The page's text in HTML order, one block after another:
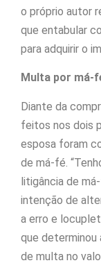
o próprio autor
que entabular
para adquirir o
Multa por má-
Diante da
feitos nos dois
esposa foram
de má-fé.
litigância de
intenção de
a erro e
que determinou
de multa no